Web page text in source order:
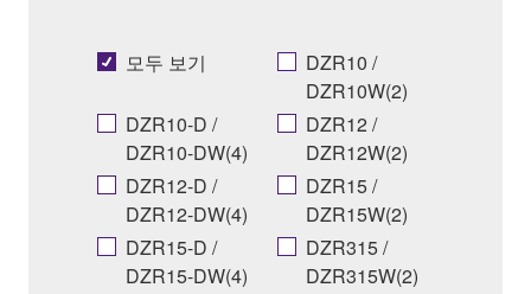
모두 보기
DZR10 /
DZR10W(2)
DZR10-D /
DZR10-DW(4)
DZR12 /
DZR12W(2)
DZR12-D /
DZR12-DW(4)
DZR15 /
DZR15W(2)
DZR15-D /
DZR15-DW(4)
DZR315 /
DZR315W(2)